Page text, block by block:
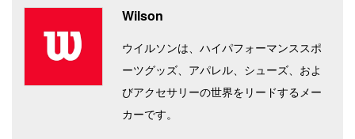
Wilson
ウイルソンは、ハイパフォーマンススポ
ーツグッズ、アパレル、シューズ、およ
びアクセサリーの世界をリードするメー
カーです。